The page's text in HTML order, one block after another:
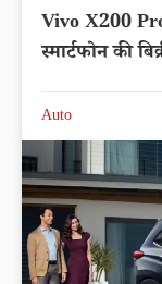
Vivo X200
स्मार्टफोन की
Auto